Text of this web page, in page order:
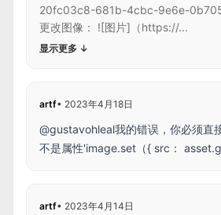
20fc03c8-681b-4cbc-9e6e-
更改图像： ![图片]（https://...
显示更多 ↓
artf• 2023年4月18日
@gustavohleal我的错误，你必须直
不是属性'image.set（{ src：
artf• 2023年4月14日